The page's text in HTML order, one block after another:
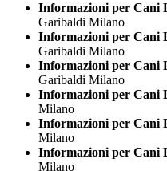
Informazioni per Cani
Garibaldi Milano
Informazioni per Cani
Garibaldi Milano
Informazioni per Cani
Garibaldi Milano
Informazioni per Cani
Milano
Informazioni per Cani
Milano
Informazioni per Cani
Milano